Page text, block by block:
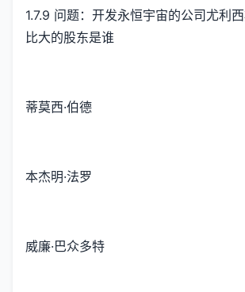
1.7.9 问题：开发永恒宇宙的公司尤利
比大的股东是谁
蒂莫西·伯德
本杰明·法罗
威廉·巴众多特